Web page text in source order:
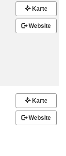
Karte
Website
Karte
Website